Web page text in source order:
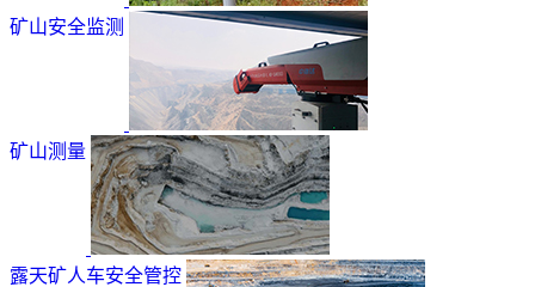
矿山安全监测
矿山测量
露天矿人车安全管控